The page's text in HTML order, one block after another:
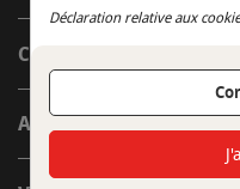
CÔTÉ INDOOR
AUTOUR DE LA TABLE
Déclaration relative aux